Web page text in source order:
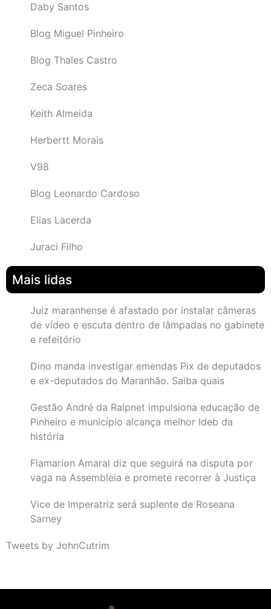
Daby Santos
Blog Miguel Pinheiro
Blog Thales Castro
Zeca Soares
Keith Almeida
Herbertt Morais
V98
Blog Leonardo Cardoso
Elias Lacerda
Juraci Filho
Mais lidas
Juiz maranhense é afastado por instalar câmeras
de vídeo e escuta dentro de lâmpadas no gabinete
e refeitório
Dino manda investigar emendas Pix de deputados
e ex-deputados do Maranhão. Saiba quais
Gestão André da Ralpnet impulsiona educação de
Pinheiro e município alcança melhor Ideb da
história
Flamarion Amaral diz que seguirá na disputa por
vaga na Assembleia e promete recorrer à Justiça
Vice de Imperatriz será suplente de Roseana
Sarney
Tweets by JohnCutrim